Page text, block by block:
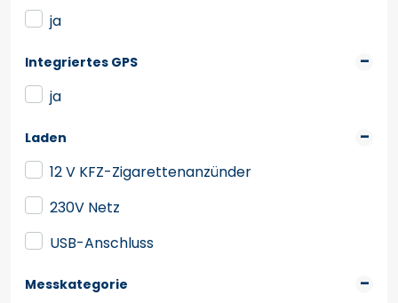
ja
Integriertes GPS
ja
Laden
12 V KFZ-Zigarettenanzünder
230V Netz
USB-Anschluss
Messkategorie